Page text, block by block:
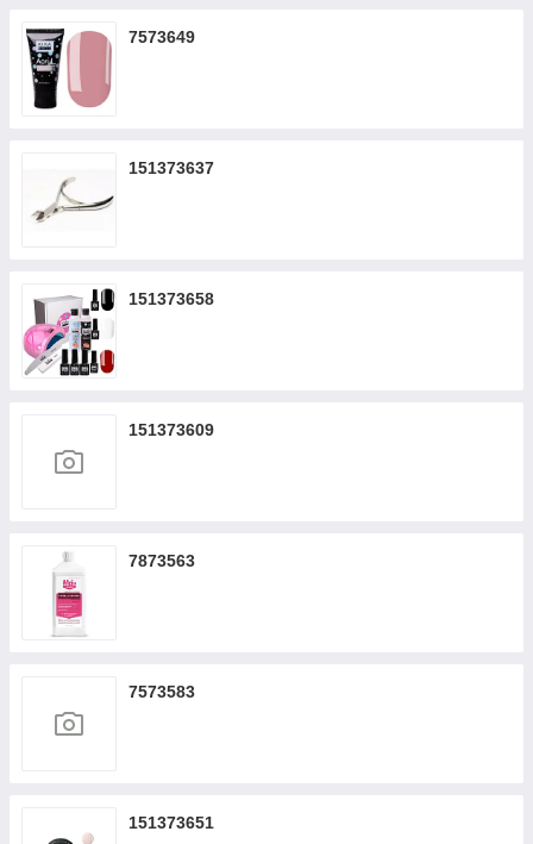
7573649
151373637
151373658
151373609
7873563
7573583
151373651